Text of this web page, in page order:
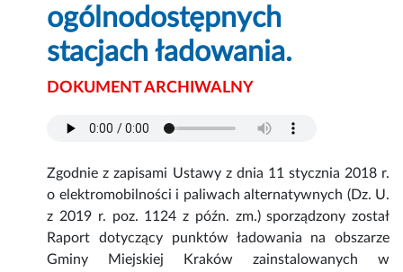
ogólnodostępnych
stacjach ładowania.
DOKUMENT ARCHIWALNY
Zgodnie z zapisami Ustawy z dnia 11 stycznia 2018 r.
o elektromobilności i paliwach alternatywnych (Dz. U.
z 2019 r. poz. 1124 z późn. zm.) sporządzony został
Raport dotyczący punktów ładowania na obszarze
Gminy Miejskiej Kraków zainstalowanych w